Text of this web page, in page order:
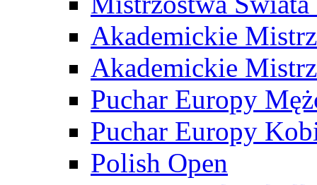
Akademickie
Akademickie
Puchar Europy
Puchar Europy
Polish Open